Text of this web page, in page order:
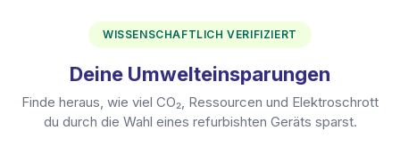
WISSENSCHAFTLICH VERIFIZIERT
Deine Umwelteinsparungen
Finde heraus, wie viel CO₂, Ressourcen und Elektroschrott
du durch die Wahl eines refurbishten Geräts sparst.